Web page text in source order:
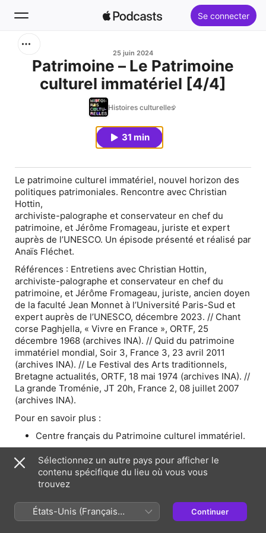
Se connecter
Accueil
25 juin 2024
Patrimoine – Le Patrimoine
culturel immatériel [4/4]
Histoires culturelles
31 min
Le patrimoine culturel immatériel, nouvel horizon des
politiques patrimoniales. Rencontre avec Christian
Hottin,
archiviste-palographe et conservateur en chef du
patrimoine, et Jérôme Fromageau, juriste et expert
auprès de l’UNESCO. Un épisode présenté et réalisé par
Anaïs Fléchet.
Références : Entretiens avec Christian Hottin,
archiviste-palographe et conservateur en chef du
patrimoine, et Jérôme Fromageau, juriste, ancien doyen
de la faculté Jean Monnet à l’Université Paris-Sud et
expert auprès de l’UNESCO, décembre 2023. // Chant
corse Paghjella, « Vivre en France », ORTF, 25
décembre 1968 (archives INA). // Quid du patrimoine
immatériel mondial, Soir 3, France 3, 23 avril 2011
(archives INA). // Le Festival des Arts traditionnels,
Bretagne actualités, ORTF, 18 mai 1974 (archives INA). //
La grande Troménie, JT 20h, France 2, 08 juillet 2007
(archives INA).
Pour en savoir plus :
Centre français du Patrimoine culturel immatériel.
Droit et patrimoine culturel immatériel, sous la
direction de Marie Cornu, Jérôme Fromageau et
Christian Hottin, Paris, Éditions L’Harmattan, 2013.
« Le monde selon l’UNESCO », sous la direction de
David Berliner et Chiara Bortolotto,Gradhiva, n. 18,
Sélectionnez un autre pays pour afficher le
contenu spécifique du lieu où vous vous
trouvez
États-Unis (Français
France)
Continuer